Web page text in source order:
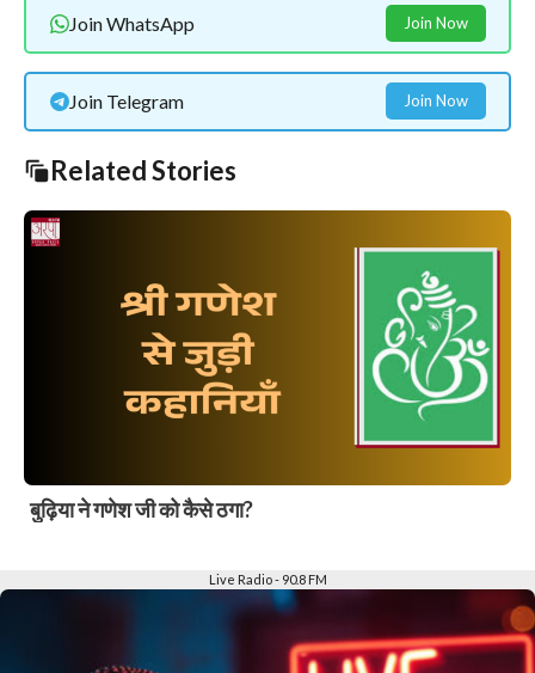
Join WhatsApp Join Now
Join Telegram Join Now
Related Stories
बुढ़िया ने गणेश जी को कैसे ठगा?
Live Radio - 90.8 FM